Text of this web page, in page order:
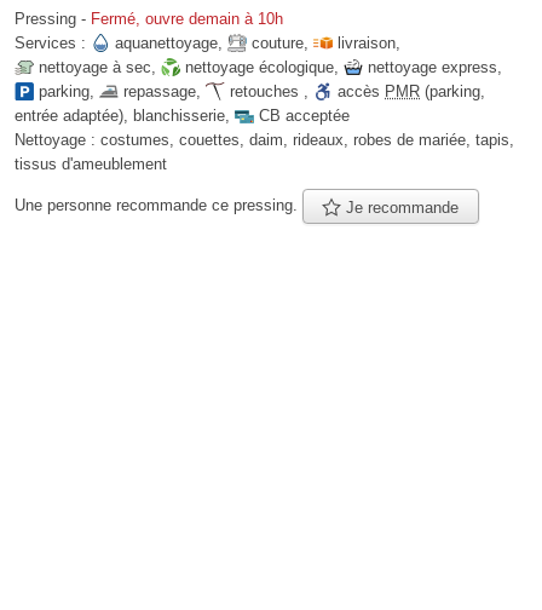
Pressing - Fermé, ouvre demain à 10h
Services :
aquanettoyage, couture, livraison,
nettoyage à sec, nettoyage écologique, nettoyage express,
parking, repassage, retouches , accès PMR (parking,
entrée adaptée), blanchisserie,
CB acceptée
Nettoyage : costumes, couettes, daim, rideaux, robes de mariée, tapis,
tissus d'ameublement
Une personne recommande ce pressing. Je recommande